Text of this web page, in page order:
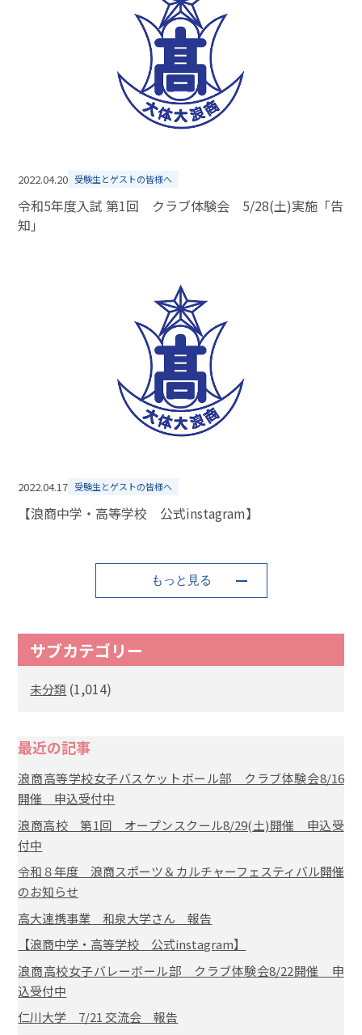
2022.04.20 受験生とゲストの皆様へ
令和5年度入試 第1回 クラブ体験会 5/28(土)実施「告
知」
2022.04.17 受験生とゲストの皆様へ
【浪商中学・高等学校 公式instagram】
もっと見る
サブカテゴリー
未分類 (1,014)
最近の記事
浪商高等学校女子バスケットボール部 クラブ体験会8/16
開催 申込受付中
浪商高校 第1回 オープンスクール8/29(土)開催 申込受
付中
令和８年度 浪商スポーツ＆カルチャーフェスティバル開催
のお知らせ
高大連携事業 和泉大学さん 報告
【浪商中学・高等学校 公式instagram】
浪商高校女子バレーボール部 クラブ体験会8/22開催 申
込受付中
仁川大学 7/21 交流会 報告